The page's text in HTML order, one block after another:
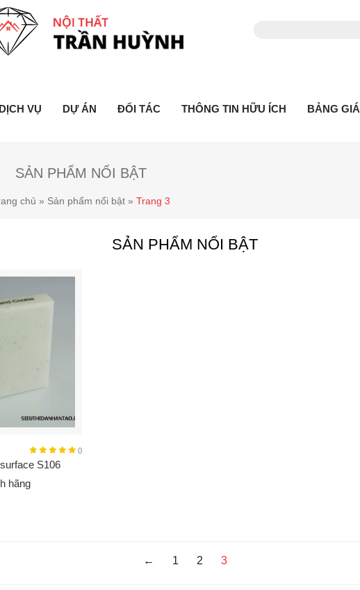
DỊCH VỤ DỰ ÁN ĐỐI TÁC THÔNG TIN HỮU ÍCH BẢNG GIÁ
SẢN PHẨM NỔI BẬT
chủ » Sản phẩm nổi bật» Trang 3
SẢN PHẨM NỔI BẬT
()
S106
hãng
← 1 2 3